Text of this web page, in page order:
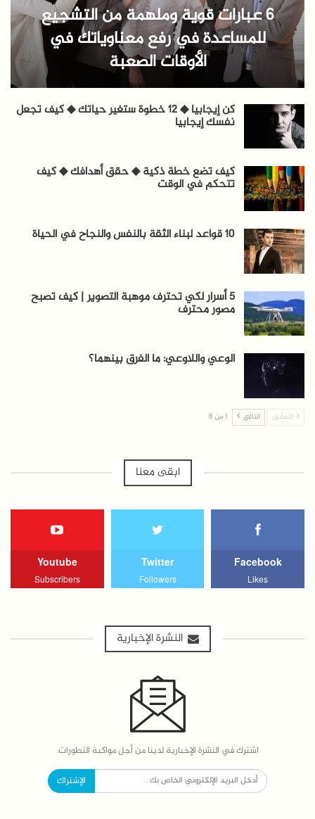
6 عبارات قوية وملهمة من التشجيع
للمساعدة في رفع معناوياتك في
الأوقات الصعبة
كن إيجابيا ◆ 12 خطوة ستغير حياتك ◆ كيف تجعل
نفسك إيجابيا
كيف تضع خطة ذكية ◆ حقق أهدافك ◆ كيف
تتحكم في الوقت
10 قواعد لبناء الثقة بالنفس والنجاح في الحياة
5 أسرار لكي تحترف موهبة التصوير | كيف تصبح
مصور محترف
الوعي واللاوعي: ما الفرق بينهما؟
السابق التالي 1 من 8
ابقى معنا
Facebook
Likes
Twitter
Followers
Youtube
Subscribers
النشرة الإخبارية
اشترك في النشرة الإخبارية لدينا من أجل مواكبة التطورات.
الإشتراك